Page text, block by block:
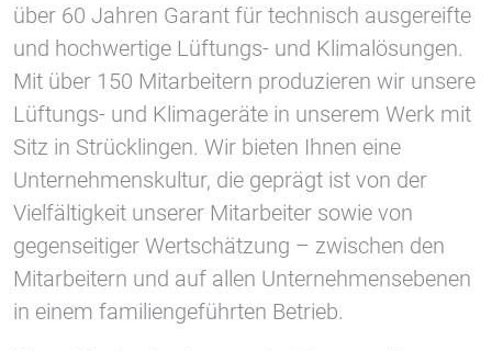
über 60 Jahren Garant für technisch ausgereifte
und hochwertige Lüftungs- und Klimalösungen.
Mit über 150 Mitarbeitern produzieren wir unsere
Lüftungs- und Klimageräte in unserem Werk mit
Sitz in Strücklingen. Wir bieten Ihnen eine
Unternehmenskultur, die geprägt ist von der
Vielfältigkeit unserer Mitarbeiter sowie von
gegenseitiger Wertschätzung – zwischen den
Mitarbeitern und auf allen Unternehmensebenen
in einem familiengeführten Betrieb.
Um Inhalte von Videoplattformen und Social Media
Plattformen anzeigen zu können, werden von
diesen externen Medien Cookies gesetzt.
Vimeo